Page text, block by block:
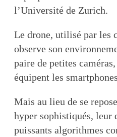
l’Université de Zurich.
Le drone, utilisé par les
observe son
paire de petites
équipent les
Mais au lieu de se
hyper sophistiqués, leur
puissants algorithmes